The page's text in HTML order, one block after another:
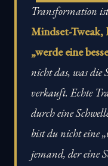
Transformation
Mindset-Tweak,
„werde eine
nicht das, was die
verkauft. Echte
durch eine
bist du nicht eine
jemand, der eine